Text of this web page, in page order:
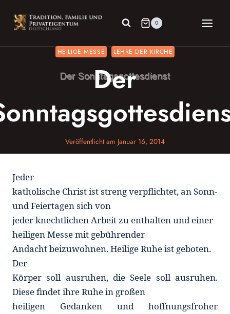
Inhalt
springen
0
HEILIGE MESSE LEHRE DER KIRCHE
Der
Veröffentlicht am Januar 16, 2014
Jeder
katholische Christ ist streng verpflichtet, an Sonn-
und Feiertagen sich von
jeder knechtlichen Arbeit zu enthalten und einer
heiligen Messe mit gebührender
Andacht beizuwohnen. Heilige Ruhe ist geboten.
Der
Körper soll ausruhen, die Seele soll ausruhen.
Diese findet ihre Ruhe in großen
heiligen Gedanken und hoffnungsfroher